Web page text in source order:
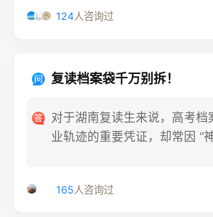
124人咨询过
复读档案袋千万别拆！
对于湖南复读生来说，高考档
业轨迹的重要凭证，却常因 “
165人咨询过